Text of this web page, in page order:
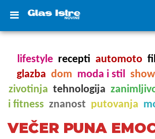
lifestyle recepti automoto
glazba dom moda i stil
zivotinja tehnologija
i fitness znanost putovanja
VEČER PUNA